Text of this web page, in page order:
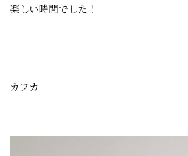
楽しい時間でした！
カフカ